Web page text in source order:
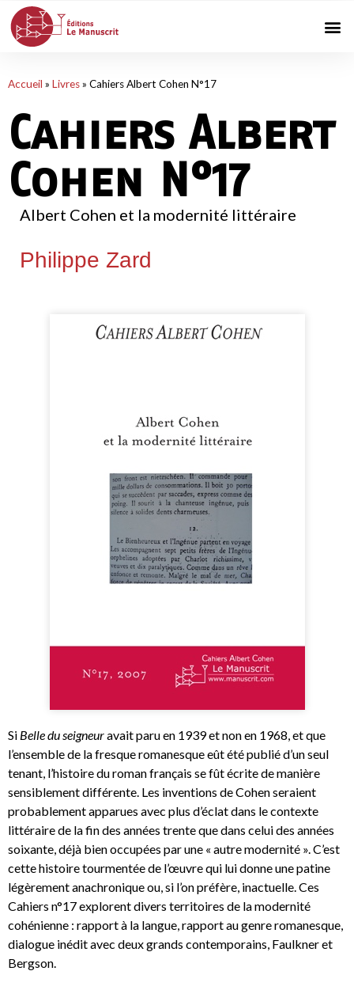
Accueil » Livres» Cahiers Albert Cohen N°17
Cahiers Albert
Cohen N°17
Albert Cohen et la modernité littéraire
Philippe Zard
Si Belle du seigneuravait paru en 1939 et non en 1968, et que
l’ensemble de la fresque romanesque eût été publié d’un seul
tenant, l’histoire du roman français se fût écrite de manière
sensiblement différente. Les inventions de Cohen seraient
probablement apparues avec plus d’éclat dans le contexte
littéraire de la fin des années trente que dans celui des années
soixante, déjà bien occupées par une « autre modernité ». C’est
cette histoire tourmentée de l’œuvre qui lui donne une patine
légèrement anachronique ou, si l’on préfère, inactuelle. Ces
Cahiers n°17 explorent divers territoires de la modernité
cohénienne : rapport à la langue, rapport au genre romanesque,
dialogue inédit avec deux grands contemporains, Faulkner et
Bergson.